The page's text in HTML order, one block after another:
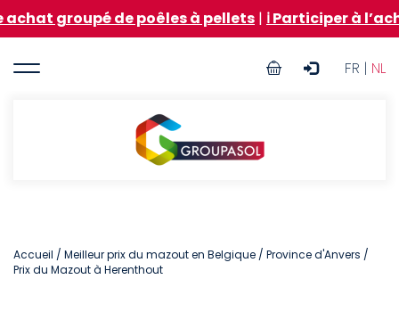
Aller
au
principal
de poêles à pellets|ℹ️ Participer à l’achat
FR | NL
User
Groupasol
Accueil / Meilleur prix du mazout en Belgique / Province d'Anvers /
Prix du Mazout à Herenthout